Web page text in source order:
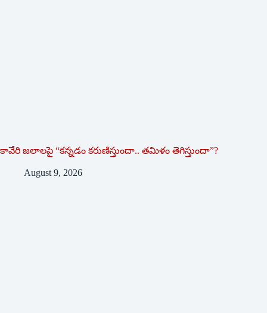
కావేరి జలాలపై “కన్నడం కరుణిస్తుందా.. తమిళం తెగిస్తుందా”?
August 9, 2026